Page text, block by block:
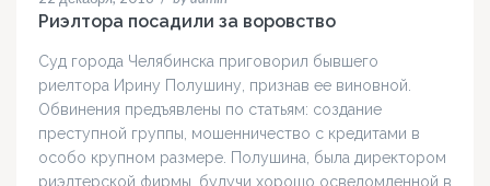
Риэлтора посадили за воровство
Суд города Челябинска приговорил бывшего
риелтора Ирину Полушину, признав ее виновной.
Обвинения предъявлены по статьям: создание
преступной группы, мошенничество с кредитами в
особо крупном размере. Полушина, была директором
риэлтерской фирмы, будучи хорошо осведомленной в